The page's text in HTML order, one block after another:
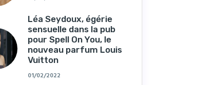
Léa Seydoux, égérie
sensuelle dans la pub
pour Spell On You, le
nouveau parfum Louis
Vuitton
01/02/2022